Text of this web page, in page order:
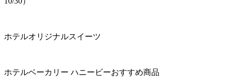
ホテルオリジナルスイーツ
ホテルベーカリー ハニービーおすすめ商品